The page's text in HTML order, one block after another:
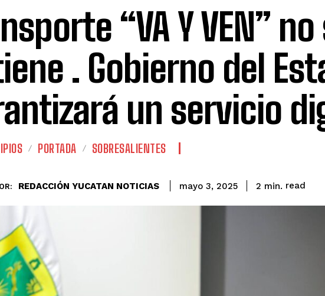
“VA Y VEN” no
. Gobierno del
un servicio
PORTADA SOBRESALIENTES
REDACCIÓN YUCATAN NOTICIAS mayo 3, 2025 2 min. read